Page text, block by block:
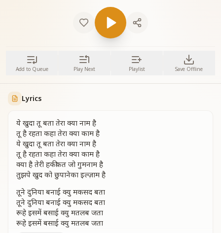
Add to Queue Play Next Playlist Save Offline
Lyrics
ये खुदा तू बता तेरा क्या नाम है
तू है रहता कहा तेरा क्या काम है
ये खुदा तू बता तेरा क्या नाम है
तू है रहता कहा तेरा क्या काम है
क्या है तेरी हकीकत जो गुमनाम है
तुझपे खुद को छुपानेका इल्ज़ाम है
तूने दुनिया बनाई क्यु मकसद बता
तूने दुनिया बनाई क्यु मकसद बता
रूहे इसमें बसाई क्यु मतलब जता
रूहे इसमें बसाई क्यु मतलब जता